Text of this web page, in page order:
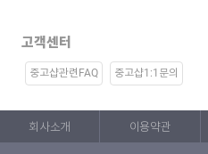
고객센터
중고샵관련FAQ 중고샵1:1문의
회사소개 이용약관